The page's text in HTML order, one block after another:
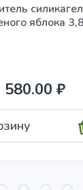
яблока
580.00 ₽